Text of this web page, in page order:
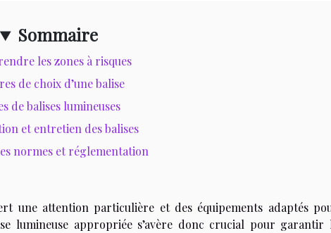
Sommaire
les zones à risques
de choix d’une balise
de balises lumineuses
et entretien des balises
normes et réglementation
une attention particulière et des équipements adaptés
lumineuse appropriée s’avère donc crucial pour garantir